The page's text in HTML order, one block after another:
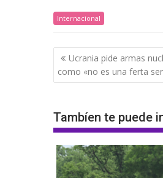
Internacional
Navegación
de
entradas
Ucrania pide armas
como «no es una ferta
Tambíen te puede